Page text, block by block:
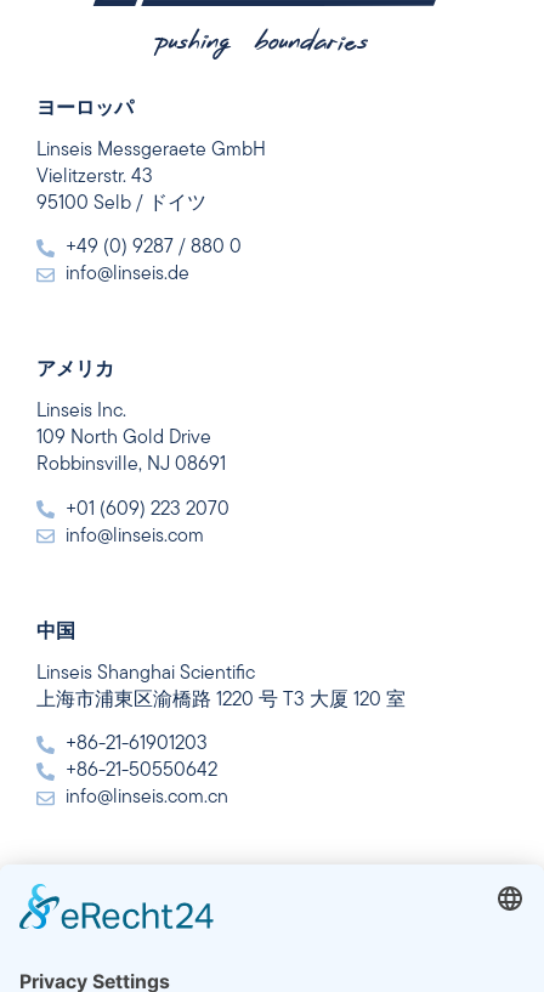
ヨーロッパ
Linseis Messgeraete GmbH
Vielitzerstr. 43
95100 Selb / ドイツ
+49 (0) 9287 / 880 0
info@linseis.de
アメリカ
Linseis Inc.
109 North Gold Drive
Robbinsville, NJ 08691
+01 (609) 223 2070
info@linseis.com
中国
Linseis Shanghai Scientific
上海市浦東区渝橋路 1220 号 T3 大厦 120 室
+86-21-61901203
+86-21-50550642
info@linseis.com.cn
インド
Linseis Thermal Analysis India Pvt. Ltd.